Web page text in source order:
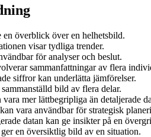
en överblick över en helhetsbild.
visar tydliga trender.
för analyser och beslut.
sammanfattningar av flera
siffror kan underlätta jämförelser.
bild av flera delar.
mer lättbegripliga än detaljerade
vara användbar för strategisk
datan kan ge insikter på en
en översiktlig bild av en situation.